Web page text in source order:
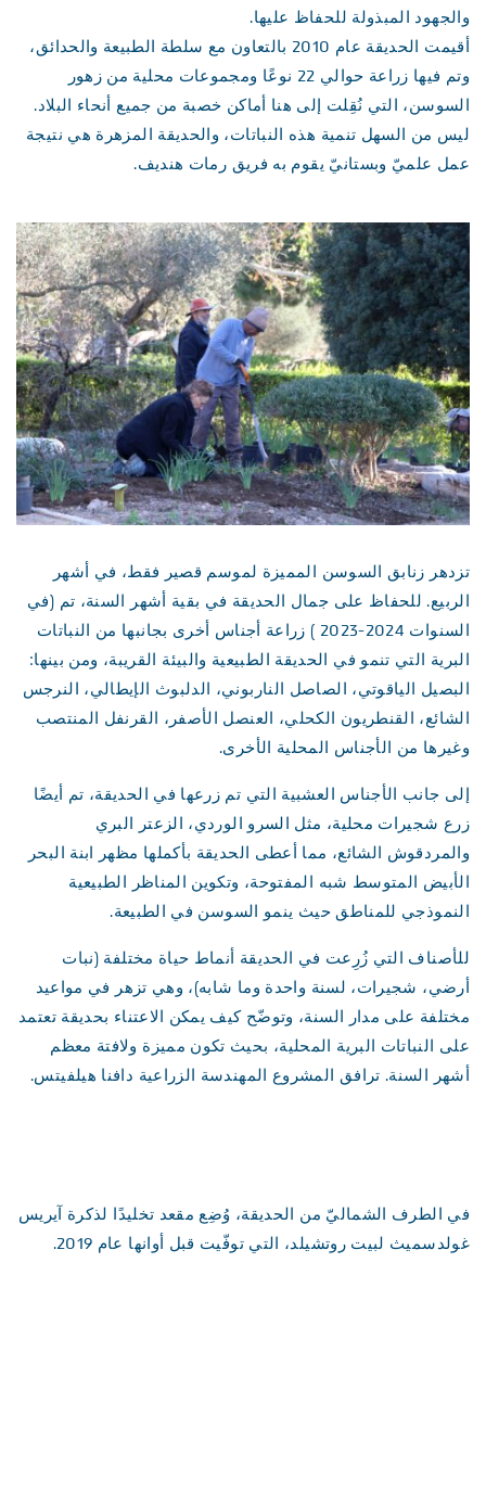
والجهود المبذولة للحفاظ عليها.
أقيمت الحديقة عام 2010 بالتعاون مع سلطة الطبيعة والحدائق،
وتم فيها زراعة حوالي 22 نوعًا ومجموعات محلية من زهور
السوسن، التي نُقِلت إلى هنا أماكن خصبة من جميع أنحاء البلاد.
ليس من السهل تنمية هذه النباتات، والحديقة المزهرة هي نتيجة
عمل علميّ وبستانيّ يقوم به فريق رمات هنديف.
تزدهر زنابق السوسن المميزة لموسم قصير فقط، في أشهر
الربيع. للحفاظ على جمال الحديقة في بقية أشهر السنة، تم (في
السنوات 2024-2023 ) زراعة أجناس أخرى بجانبها من النباتات
البرية التي تنمو في الحديقة الطبيعية والبيئة القريبة، ومن بينها:
البصيل الياقوتي، الصاصل الناربوني، الدلبوث الإيطالي، النرجس
الشائع، القنطريون الكحلي، العنصل الأصفر، القرنفل المنتصب
وغيرها من الأجناس المحلية الأخرى.
إلى جانب الأجناس العشبية التي تم زرعها في الحديقة، تم أيضًا
زرع شجيرات محلية، مثل السرو الوردي، الزعتر البري
والمردقوش الشائع، مما أعطى الحديقة بأكملها مظهر ابنة البحر
الأبيض المتوسط ​​شبه المفتوحة، وتكوين المناظر الطبيعية
النموذجي للمناطق حيث ينمو السوسن في الطبيعة.
للأصناف التي زُرِعت في الحديقة أنماط حياة مختلفة (نبات
أرضي، شجيرات، لسنة واحدة وما شابه)، وهي تزهر في مواعيد
مختلفة على مدار السنة، وتوضّح كيف يمكن الاعتناء بحديقة تعتمد
على النباتات البرية المحلية، بحيث تكون مميزة ولافتة معظم
أشهر السنة. ترافق المشروع المهندسة الزراعية دافنا هيلفيتس.
في الطرف الشماليّ من الحديقة، وُضِع مقعد تخليدًا لذكرة آيريس
غولدسميث لبيت روتشيلد، التي توفّيت قبل أوانها عام 2019.